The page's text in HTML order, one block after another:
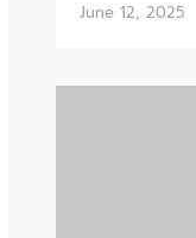
June 12, 2025